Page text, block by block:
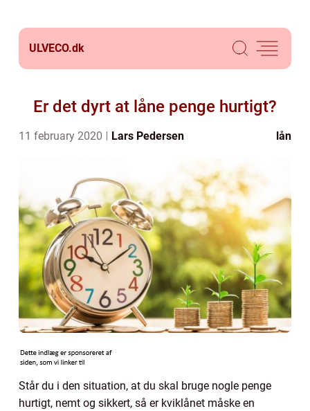
ULVECO.dk
Er det dyrt at låne penge hurtigt?
11 february 2020 Lars Pedersen lån
Står du i den situation, at du skal bruge nogle penge
hurtigt, nemt og sikkert, så er kviklånet måske en